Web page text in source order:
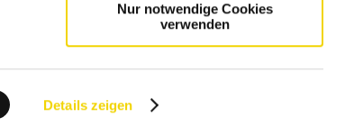
Details zeigen
Nur notwendige Cookies
verwenden